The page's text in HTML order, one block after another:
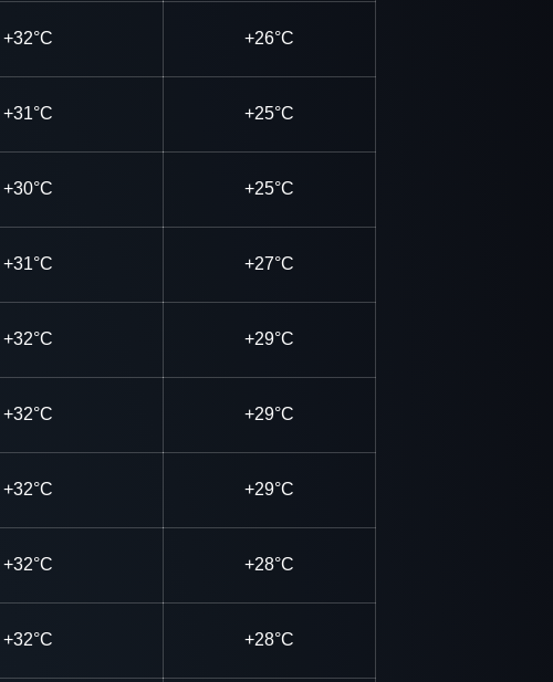
+32°C +26°C
+31°C +25°C
+30°C +25°C
+31°C +27°C
+32°C +29°C
+32°C +29°C
+32°C +29°C
+32°C +28°C
+32°C +28°C